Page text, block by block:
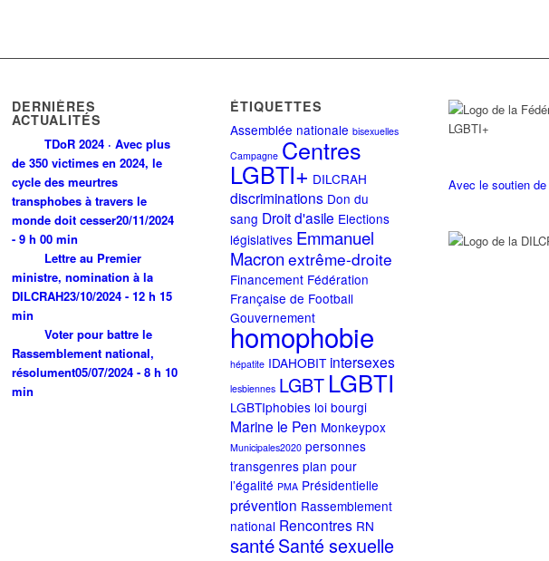
DERNIÈRES
ACTUALITÉS
TDoR 2024 · Avec plus
de 350 victimes en 2024, le
cycle des meurtres
transphobes à travers le
monde doit cesser20/11/2024
- 9 h 00 min
Lettre au Premier
ministre, nomination à la
DILCRAH23/10/2024 - 12 h 15
min
Voter pour battre le
Rassemblement national,
résolument05/07/2024 - 8 h 10
min
ÉTIQUETTES
Assemblée nationale bisexuelles
Campagne Centres
LGBTI+ DILCRAH
discriminations Don du
sang Droit d'asile Elections
législatives Emmanuel
Macron extrême-droite
Financement Fédération
Française de Football
Gouvernement
homophobie
hépatite IDAHOBIT intersexes
lesbiennes LGBT LGBTI
LGBTIphobies loi bourgi
Marine le Pen Monkeypox
Municipales2020 personnes
transgenres plan pour
l’égalité PMA Présidentielle
prévention Rassemblement
national Rencontres RN
santéSanté sexuelle
Avec le soutien